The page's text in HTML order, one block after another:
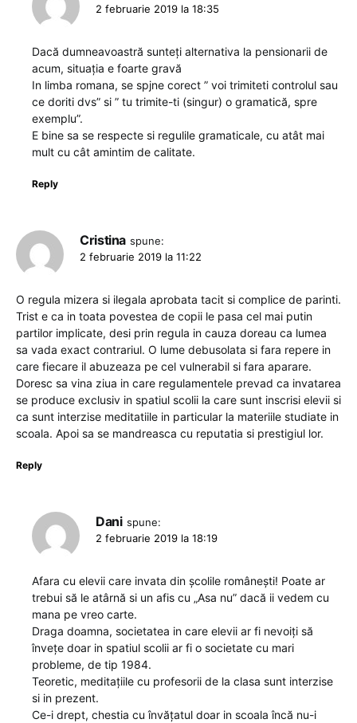
2 februarie 2019 la 18:35
Dacă dumneavoastră sunteți alternativa la pensionarii de
acum, situația e foarte gravă
In limba romana, se spjne corect ” voi trimiteti controlul sau
ce doriti dvs” si ” tu trimite-ti (singur) o gramatică, spre
exemplu”.
E bine sa se respecte si regulile gramaticale, cu atât mai
mult cu cât amintim de calitate.
Reply
Cristina spune:
2 februarie 2019 la 11:22
O regula mizera si ilegala aprobata tacit si complice de parinti.
Trist e ca in toata povestea de copii le pasa cel mai putin
partilor implicate, desi prin regula in cauza doreau ca lumea
sa vada exact contrariul. O lume debusolata si fara repere in
care fiecare il abuzeaza pe cel vulnerabil si fara aparare.
Doresc sa vina ziua in care regulamentele prevad ca invatarea
se produce exclusiv in spatiul scolii la care sunt inscrisi elevii si
ca sunt interzise meditatiile in particular la materiile studiate in
scoala. Apoi sa se mandreasca cu reputatia si prestigiul lor.
Reply
Dani spune:
2 februarie 2019 la 18:19
Afara cu elevii care invata din școlile românești! Poate ar
trebui să le atârnă si un afis cu „Asa nu” dacă ii vedem cu
mana pe vreo carte.
Draga doamna, societatea in care elevii ar fi nevoiți să
învețe doar in spatiul scolii ar fi o societate cu mari
probleme, de tip 1984.
Teoretic, meditațiile cu profesorii de la clasa sunt interzise
si in prezent.
Ce-i drept, chestia cu învățatul doar in scoala încă nu-i